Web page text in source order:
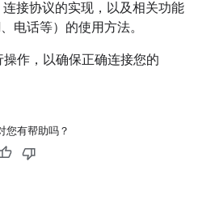
接协议的实现，以及相关功能
电话等）的使用方法。
作，以确保正确连接您的
您有帮助吗？